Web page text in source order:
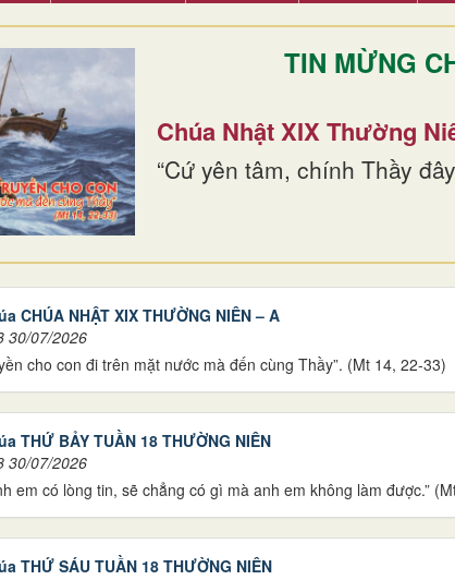
TIN MỪNG
Chúa Nhật XIX Thường
“Cứ yên tâm, chính Thầy
CHÚA NHẬT XIX THƯỜNG NIÊN – A
30/07/2026
cho con đi trên mặt nước mà đến cùng Thầy”. (Mt 14, 22-33)
THỨ BẢY TUẦN 18 THƯỜNG NIÊN
30/07/2026
em có lòng tin, sẽ chẳng có gì mà anh em không làm được.”
THỨ SÁU TUẦN 18 THƯỜNG NIÊN